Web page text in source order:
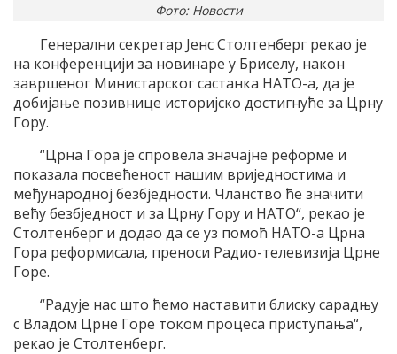
Фото: Новости
Генерални секретар Јенс Столтенберг рекао је
на конференцији за новинаре у Бриселу, након
завршеног Министарског састанка НАТО-а, да је
добијање позивнице историјско достигнуће за Црну
Гору.
“Црна Гора је спровела значајне реформе и
показала посвећеност нашим вриједностима и
међународној безбједности. Чланство ће значити
већу безбједност и за Црну Гору и НАТО“, рекао је
Столтенберг и додао да се уз помоћ НАТО-а Црна
Гора реформисала, преноси Радио-телевизија Црне
Горе.
“Радује нас што ћемо наставити блиску сарадњу
с Владом Црне Горе током процеса приступања“,
рекао је Столтенберг.